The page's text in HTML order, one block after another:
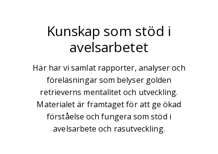
Kunskap som stöd i
avelsarbetet
Här har vi samlat rapporter, analyser och
föreläsningar som belyser golden
retrieverns mentalitet och utveckling.
Materialet är framtaget för att ge ökad
förståelse och fungera som stöd i
avelsarbete och rasutveckling.